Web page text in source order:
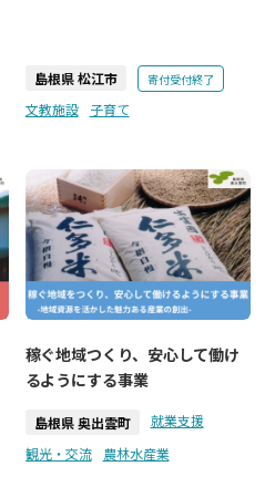
島根県 松江市 寄付受付終了
文教施設 子育て
稼ぐ地域つくり、安心して働け
るようにする事業
島根県 奥出雲町
就業支援
観光・交流
農林水産業